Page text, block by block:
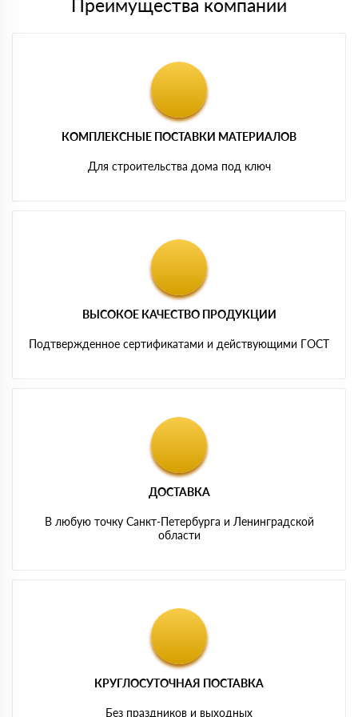
Преимущества компании
КОМПЛЕКСНЫЕ ПОСТАВКИ МАТЕРИАЛОВ
Для строительства дома под ключ
ВЫСОКОЕ КАЧЕСТВО ПРОДУКЦИИ
Подтвержденное сертификатами и действующими ГОСТ
ДОСТАВКА
В любую точку Санкт-Петербурга и Ленинградской
области
КРУГЛОСУТОЧНАЯ ПОСТАВКА
Без праздников и выходных